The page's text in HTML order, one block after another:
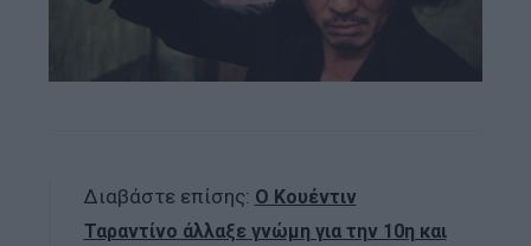
Διαβάστε επίσης: Ο Κουέντιν
Ταραντίνο άλλαξε γνώμη για την 10η και